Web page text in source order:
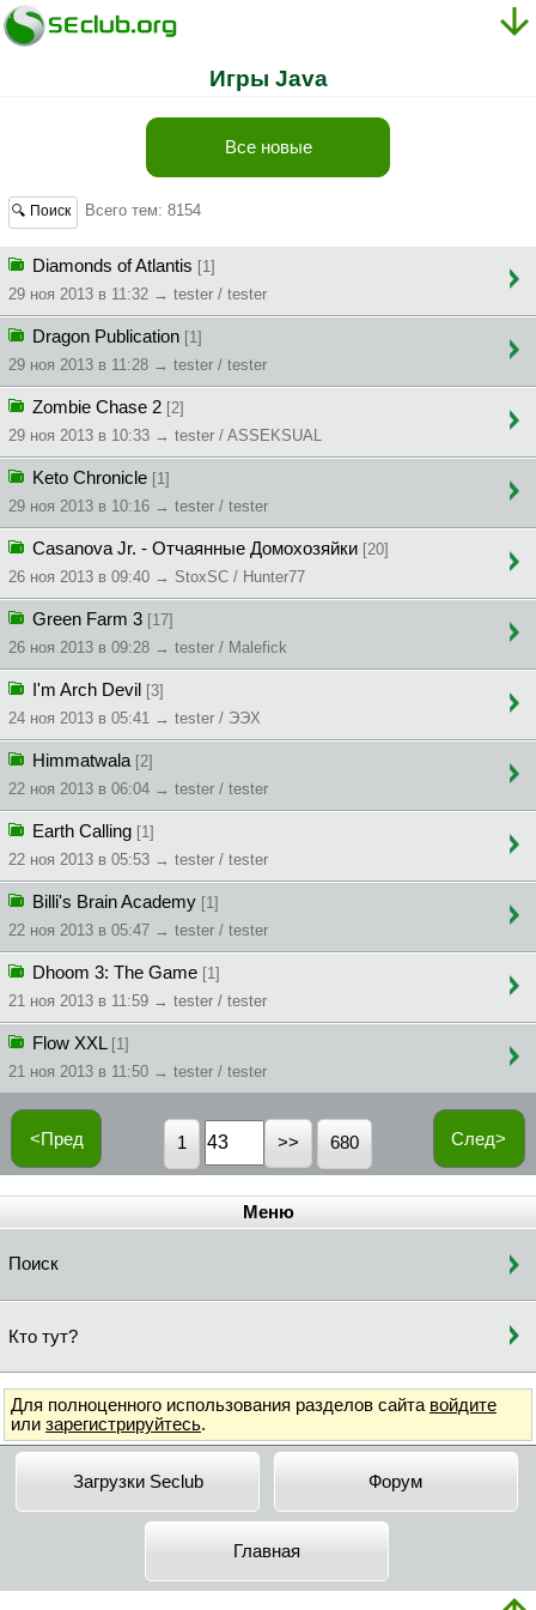
Игры Java
Все новые
🔍 Поиск Всего тем: 8154
Diamonds of Atlantis [1]
29 ноя 2013 в 11:32 → tester / tester
Dragon Publication [1]
29 ноя 2013 в 11:28 → tester / tester
Zombie Chase 2 [2]
29 ноя 2013 в 10:33 → tester / ASSEKSUAL
Keto Chronicle [1]
29 ноя 2013 в 10:16 → tester / tester
Casanova Jr. - Отчаянные Домохозяйки [20]
26 ноя 2013 в 09:40 → StoxSC / Hunter77
Green Farm 3 [17]
26 ноя 2013 в 09:28 → tester / Malefick
I'm Arch Devil [3]
24 ноя 2013 в 05:41 → tester / ЭЭХ
Himmatwala [2]
22 ноя 2013 в 06:04 → tester / tester
Earth Calling [1]
22 ноя 2013 в 05:53 → tester / tester
Billi's Brain Academy [1]
22 ноя 2013 в 05:47 → tester / tester
Dhoom 3: The Game [1]
21 ноя 2013 в 11:59 → tester / tester
Flow XXL [1]
21 ноя 2013 в 11:50 → tester / tester
<Пред След>
1 680
Меню
Поиск
Кто тут?
Для полноценного использования разделов сайта войдите
или зарегистрируйтесь.
Загрузки Seclub Форум
Главная